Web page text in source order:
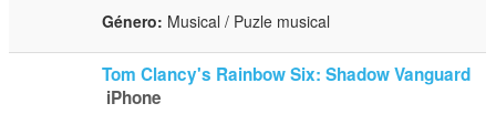
Género: Musical / Puzle musical
Tom Clancy's Rainbow Six: Shadow Vanguard
iPhone